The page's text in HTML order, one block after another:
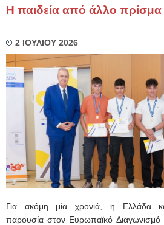
Η παιδεία από άλλο πρίσμα
2 ΙΟΥΛΙΟΥ 2026
Για ακόμη μία χρονιά, η Ελλάδα
παρουσία στον Ευρωπαϊκό Διαγωνισμό